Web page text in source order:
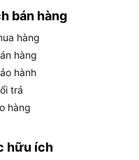
búa cao su Total
cụ luôn bền bỉ
bán hàng
hàng
hàng
hành
trả
hàng
hữu ích